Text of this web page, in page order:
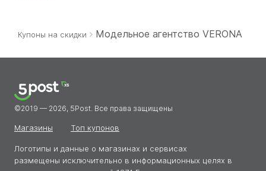
себе больше, не выходя за рамки бюджета, и находить
качественные средства по приятным ценам.
Купоны на скидки Модельное агентство VERONA
©2019 — 2026, 5Post. Все права защищены
Магазины Топ купонов
Логотипы и данные о магазинах и сервисах
размещены исключительно в информационных целях в